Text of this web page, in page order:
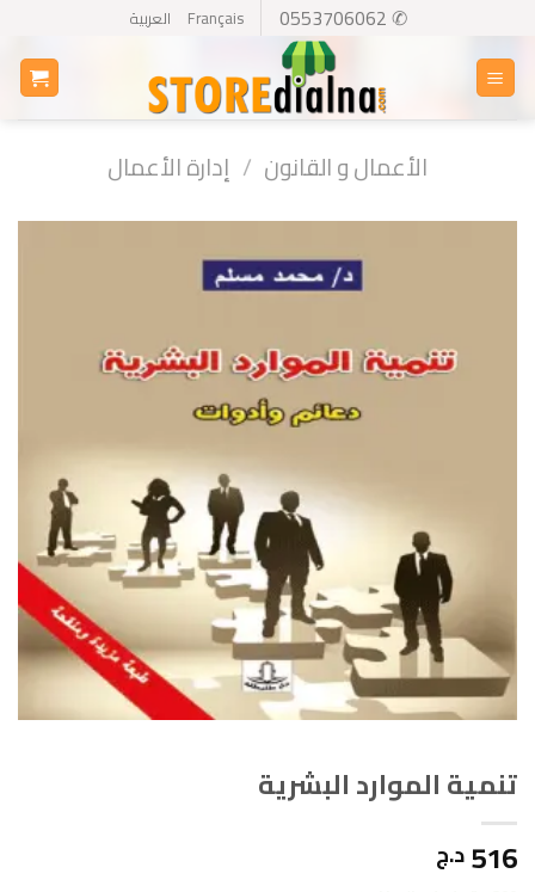
content
✆ 0553706062
Français العربية
الأعمال و القانون / إدارة الأعمال
تنمية الموارد البشرية
516د.ج